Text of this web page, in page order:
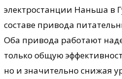
электростанции Наньша в
составе привода
Оба привода работают
только общую
но и значительно снижая